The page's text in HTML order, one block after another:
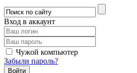
Вход в аккаунт
Чужой компьютер
Забыли пароль?